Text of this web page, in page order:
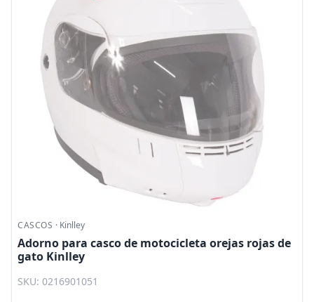
CASCOS · Kinlley
Adorno para casco de motocicleta orejas rojas de
gato Kinlley
SKU: 0216901051